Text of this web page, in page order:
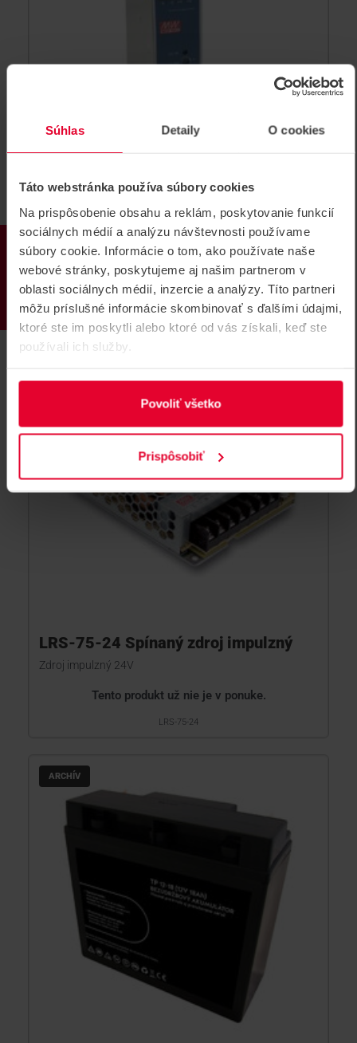
Súhlas Detaily O cookies
Táto webstránka používa súbory cookies
Na prispôsobenie obsahu a reklám, poskytovanie funkcií
sociálnych médií a analýzu návštevnosti používame
súbory cookie. Informácie o tom, ako používate naše
webové stránky, poskytujeme aj našim partnerom v
oblasti sociálnych médií, inzercie a analýzy. Títo partneri
môžu príslušné informácie skombinovať s ďalšími údajmi,
ktoré ste im poskytli alebo ktoré od vás získali, keď ste
používali ich služby.
Povoliť všetko
Prispôsobiť
PRODUKTY
lištu
zdroj 12VDC/6,3A na DIN lištu, vstup 90~264 VAC
Tento produkt už nie je v ponuke.
ARCHÍV
LRS-75-24 Spínaný zdroj impulzný
Zdroj impulzný 24V
Tento produkt už nie je v ponuke.
LRS-75-24
ARCHÍV